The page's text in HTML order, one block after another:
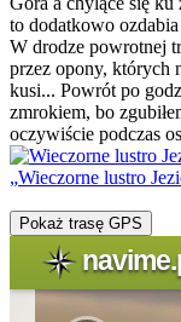
to dodatkowo
W drodze powrotnej
przez opony, których
kusi... Powrót po
zmrokiem, bo
oczywiście podczas
Wieczorne lustro
Pokaż trasę GPS